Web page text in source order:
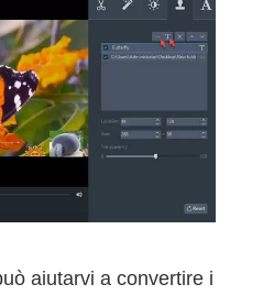
aiutarvi a convertire i